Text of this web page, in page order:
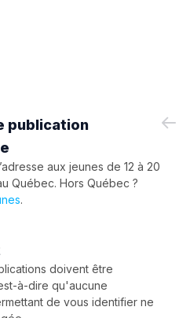
publication
aux jeunes de 12 à 20
Québec. Hors Québec ?
.
doivent être
à-dire qu'aucune
de vous identifier ne